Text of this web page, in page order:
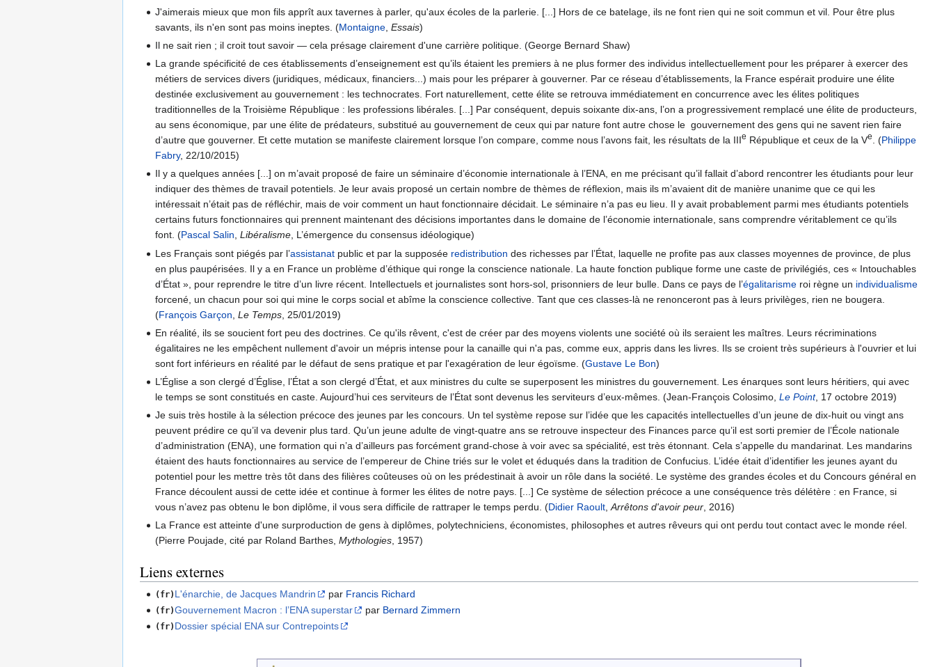
J'aimerais mieux que mon fils apprît aux tavernes à parler, qu'aux écoles de la parlerie. [...] Hors de ce batelage, ils ne font rien qui ne soit commun et vil. Pour être plus
savants, ils n'en sont pas moins ineptes. (Montaigne ,Essais)
Il ne sait rien ; il croit tout savoir — cela présage clairement d'une carrière politique. (George Bernard Shaw)
La grande spécificité de ces établissements d’enseignement est qu’ils étaient les premiers à ne plus former des individus intellectuellement pour les préparer à exercer des
métiers de services divers (juridiques, médicaux, financiers...) mais pour les préparer à gouverner. Par ce réseau d’établissements, la France espérait produire une élite
destinée exclusivement au gouvernement : les technocrates. Fort naturellement, cette élite se retrouva immédiatement en concurrence avec les élites politiques
traditionnelles de la Troisième République : les professions libérales. [...] Par conséquent, depuis soixante dix-ans, l’on a progressivement remplacé une élite de producteurs,
au sens économique, par une élite de prédateurs, substitué au gouvernement de ceux qui par nature font autre chose le gouvernement des gens qui ne savent rien faire
d’autre que gouverner. Et cette mutation se manifeste clairement lorsque l’on compare, comme nous l’avons fait, les résultats de la IIIe République et ceux de la Ve. (Philippe
Fabry, 22/10/2015)
Il y a quelques années [...] on m’avait proposé de faire un séminaire d’économie internationale à l’ENA, en me précisant qu’il fallait d’abord rencontrer les étudiants pour leur
indiquer des thèmes de travail potentiels. Je leur avais proposé un certain nombre de thèmes de réflexion, mais ils m’avaient dit de manière unanime que ce qui les
intéressait n’était pas de réfléchir, mais de voir comment un haut fonctionnaire décidait. Le séminaire n’a pas eu lieu. Il y avait probablement parmi mes étudiants potentiels
certains futurs fonctionnaires qui prennent maintenant des décisions importantes dans le domaine de l’économie internationale, sans comprendre véritablement ce qu’ils
font. (Pascal Salin,Libéralisme, L’émergence du consensus idéologique)
Les Français sont piégés par l’assistanat public et par la supposée redistribution des richesses par l’État, laquelle ne profite pas aux classes moyennes de province, de plus
en plus paupérisées. Il y a en France un problème d’éthique qui ronge la conscience nationale. La haute fonction publique forme une caste de privilégiés, ces « Intouchables
d’État », pour reprendre le titre d’un livre récent. Intellectuels et journalistes sont hors-sol, prisonniers de leur bulle. Dans ce pays de l’égalitarisme roi règne un individualisme
forcené, un chacun pour soi qui mine le corps social et abîme la conscience collective. Tant que ces classes-là ne renonceront pas à leurs privilèges, rien ne bougera.
(François Garçon ,Le Temps , 25/01/2019)
En réalité, ils se soucient fort peu des doctrines. Ce qu'ils rêvent, c'est de créer par des moyens violents une société où ils seraient les maîtres. Leurs récriminations
égalitaires ne les empêchent nullement d'avoir un mépris intense pour la canaille qui n'a pas, comme eux, appris dans les livres. Ils se croient très supérieurs à l'ouvrier et lui
sont fort inférieurs en réalité par le défaut de sens pratique et par l'exagération de leur égoïsme. (Gustave Le Bon)
L’Église a son clergé d’Église, l’État a son clergé d’État, et aux ministres du culte se superposent les ministres du gouvernement. Les énarques sont leurs héritiers, qui avec
le temps se sont constitués en caste. Aujourd’hui ces serviteurs de l’État sont devenus les serviteurs d’eux-mêmes. (Jean-François Colosimo,Le Point, 17 octobre 2019)
Je suis très hostile à la sélection précoce des jeunes par les concours. Un tel système repose sur l’idée que les capacités intellectuelles d’un jeune de dix-huit ou vingt ans
peuvent prédire ce qu’il va devenir plus tard. Qu’un jeune adulte de vingt-quatre ans se retrouve inspecteur des Finances parce qu’il est sorti premier de l’École nationale
d’administration (ENA), une formation qui n’a d’ailleurs pas forcément grand-chose à voir avec sa spécialité, est très étonnant. Cela s’appelle du mandarinat. Les mandarins
étaient des hauts fonctionnaires au service de l’empereur de Chine triés sur le volet et éduqués dans la tradition de Confucius. L’idée était d’identifier les jeunes ayant du
potentiel pour les mettre très tôt dans des filières coûteuses où on les prédestinait à avoir un rôle dans la société. Le système des grandes écoles et du Concours général en
France découlent aussi de cette idée et continue à former les élites de notre pays. [...] Ce système de sélection précoce a une conséquence très délétère : en France, si
vous n’avez pas obtenu le bon diplôme, il vous sera difficile de rattraper le temps perdu. (Didier Raoult ,Arrêtons d'avoir peur , 2016)
La France est atteinte d'une surproduction de gens à diplômes, polytechniciens, économistes, philosophes et autres rêveurs qui ont perdu tout contact avec le monde réel.
(Pierre Poujade, cité par Roland Barthes,Mythologies, 1957)
Liens externes
(fr) L'énarchie, de Jacques Mandrin par Francis Richard
(fr)Gouvernement Macron : l’ENA superstar par Bernard Zimmern
(fr) Dossier spécial ENA sur Contrepoints